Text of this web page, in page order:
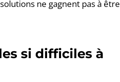
ne gagnent pas à être
si difficiles à